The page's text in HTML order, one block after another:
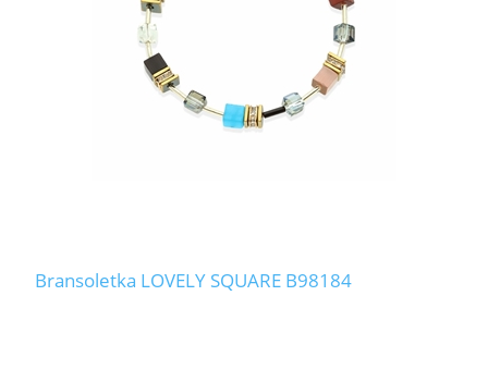
Bransoletka LOVELY SQUARE B98184